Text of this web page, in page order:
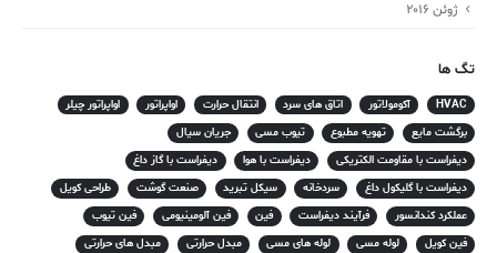
ژوئن 2016
تگ ها
HVAC آکومولاتور اتاق های سرد انتقال حرارت اواپراتور
اواپراتور چیلر
برگشت مایع
تهویه مطبوع تیوب مسی
جریان سیال
دیفراست با مقاومت الکتریکی
دیفراست با هوا
دیفراست با گاز داغ
دیفراست با گلیکول داغ
سردخانه سیکل تبرید صنعت گوشت
طراحی کویل
عملکرد کندانسور
فرآیند دیفراست فین فین آلومینیومی
فین تیوب
فین کویل
لوله مسی لوله های مسی مبدل حرارتی
مبدل های حرارتی